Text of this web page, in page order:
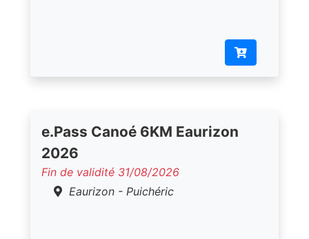
e.Pass Canoé 6KM Eaurizon
2026
Fin de validité 31/08/2026
Eaurizon - Puichéric